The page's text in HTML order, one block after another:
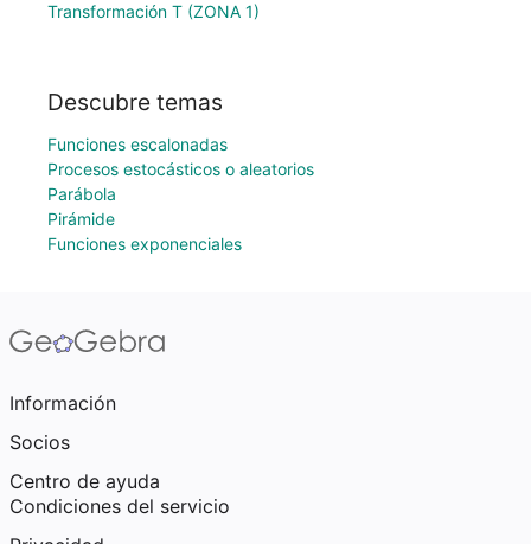
Transformación T (ZONA 1)
Descubre temas
Funciones escalonadas
Procesos estocásticos o aleatorios
Parábola
Pirámide
Funciones exponenciales
Información
Socios
Centro de ayuda
Condiciones del servicio